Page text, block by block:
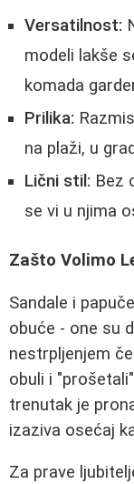
Versatilnost:
modeli lakše
komada
Prilika:
na plaži, u
Lični stil: Bez
se vi u njima
Zašto Volimo
Sandale i
obuće - one su
nestrpljenjem
obuli i
trenutak je
izaziva osećaj
Za prave